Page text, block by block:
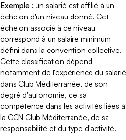
Exemple : un salarié est affilié à un
échelon d'un niveau donné. Cet
échelon associé à ce niveau
correspond à un salaire minimum
défini dans la convention collective.
Cette classification dépend
notamment de l'expérience du salarié
dans Club Méditerranée, de son
degré d'autonomie, de sa
compétence dans les activités liées à
la CCN Club Méditerranée, de sa
responsabilité et du type d'activité.